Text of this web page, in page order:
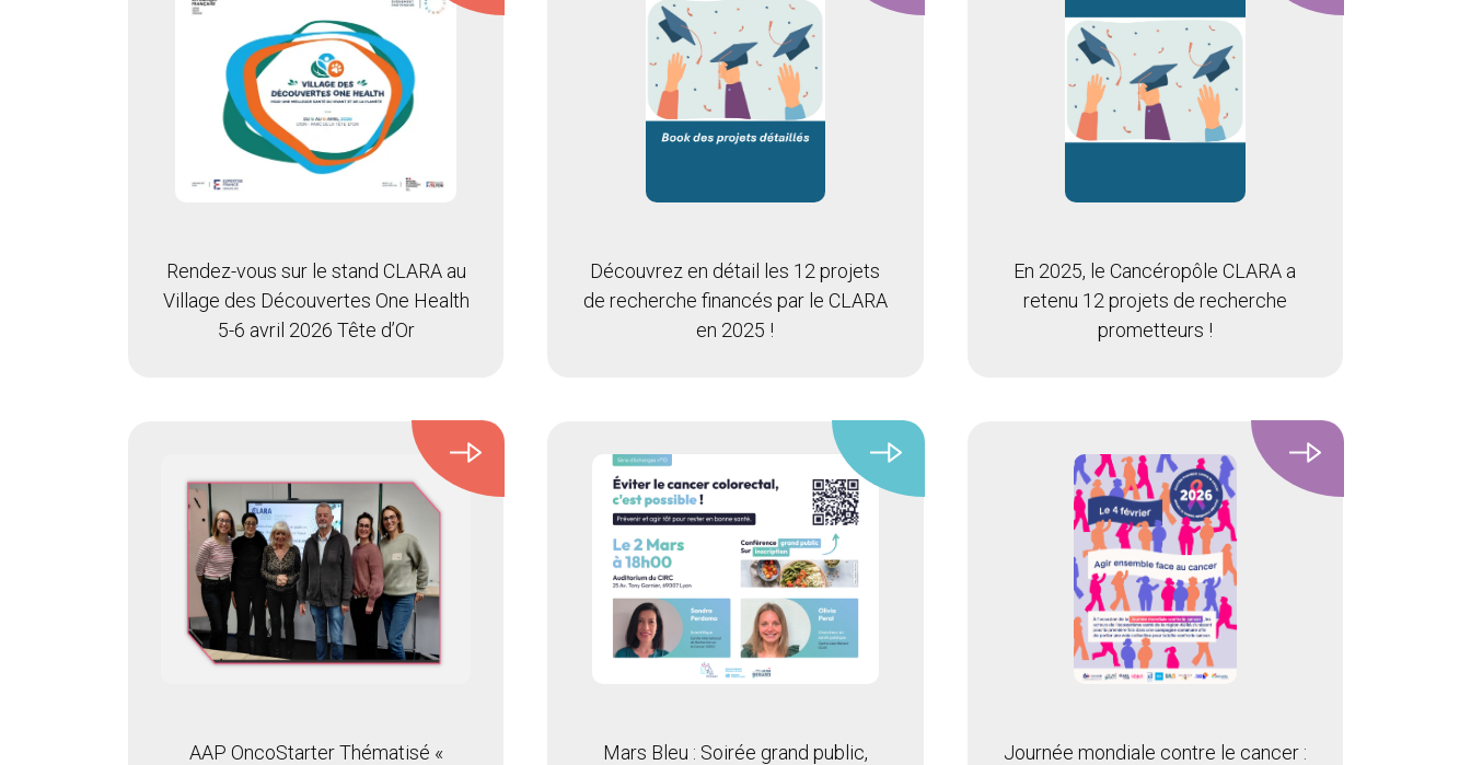
Rendez-vous sur le stand CLARA au
Village des Découvertes One Health
5-6 avril 2026 Tête d’Or
Découvrez en détail les 12 projets
de recherche financés par le CLARA
en 2025 !
En 2025, le Cancéropôle CLARA a
retenu 12 projets de recherche
prometteurs !
AAP OncoStarter Thématisé «
Mars Bleu : Soirée grand public,
Journée mondiale contre le cancer :